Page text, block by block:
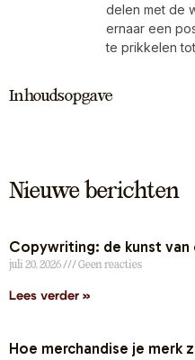
delen met de
ernaar een
te prikkelen
Inhoudsopgave
Nieuwe berichten
Copywriting: de kunst
juli 20, 2026 Geen reacties
Lees verder »
Hoe merchandise je merk